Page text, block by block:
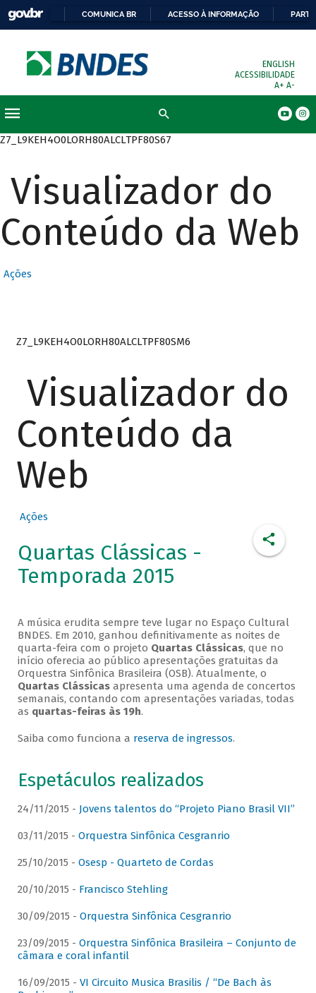
COMUNICA BR ACESSO À INFORMAÇÃO
ENGLISH
ACESSIBILIDADE
A+ A-
Z7_L9KEH4O0LORH80ALCLTPF80S67
Visualizador do
Conteúdo da Web
Ações
Z7_L9KEH4O0LORH80ALCLTPF80SM6
Visualizador do
Conteúdo da
Web
Ações
Quartas Clássicas -
Temporada 2015
A música erudita sempre teve lugar no Espaço Cultural
BNDES. Em 2010, ganhou definitivamente as noites de
quarta-feira com o projeto Quartas Clássicas, que no
início oferecia ao público apresentações gratuitas da
Orquestra Sinfônica Brasileira (OSB). Atualmente, o
Quartas Clássicasapresenta uma agenda de concertos
semanais, contando com apresentações variadas, todas
as quartas-feiras às 19h.
Saiba como funciona a reserva de ingressos.
Espetáculos realizados
24/11/2015 - Jovens talentos do “Projeto Piano Brasil VII”
03/11/2015 - Orquestra Sinfônica Cesgranrio
25/10/2015 - Osesp - Quarteto de Cordas
20/10/2015 - Francisco Stehling
30/09/2015 - Orquestra Sinfônica Cesgranrio
23/09/2015 - Orquestra Sinfônica Brasileira – Conjunto de
câmara e coral infantil
16/09/2015 - VI Circuito Musica Brasilis / “De Bach às